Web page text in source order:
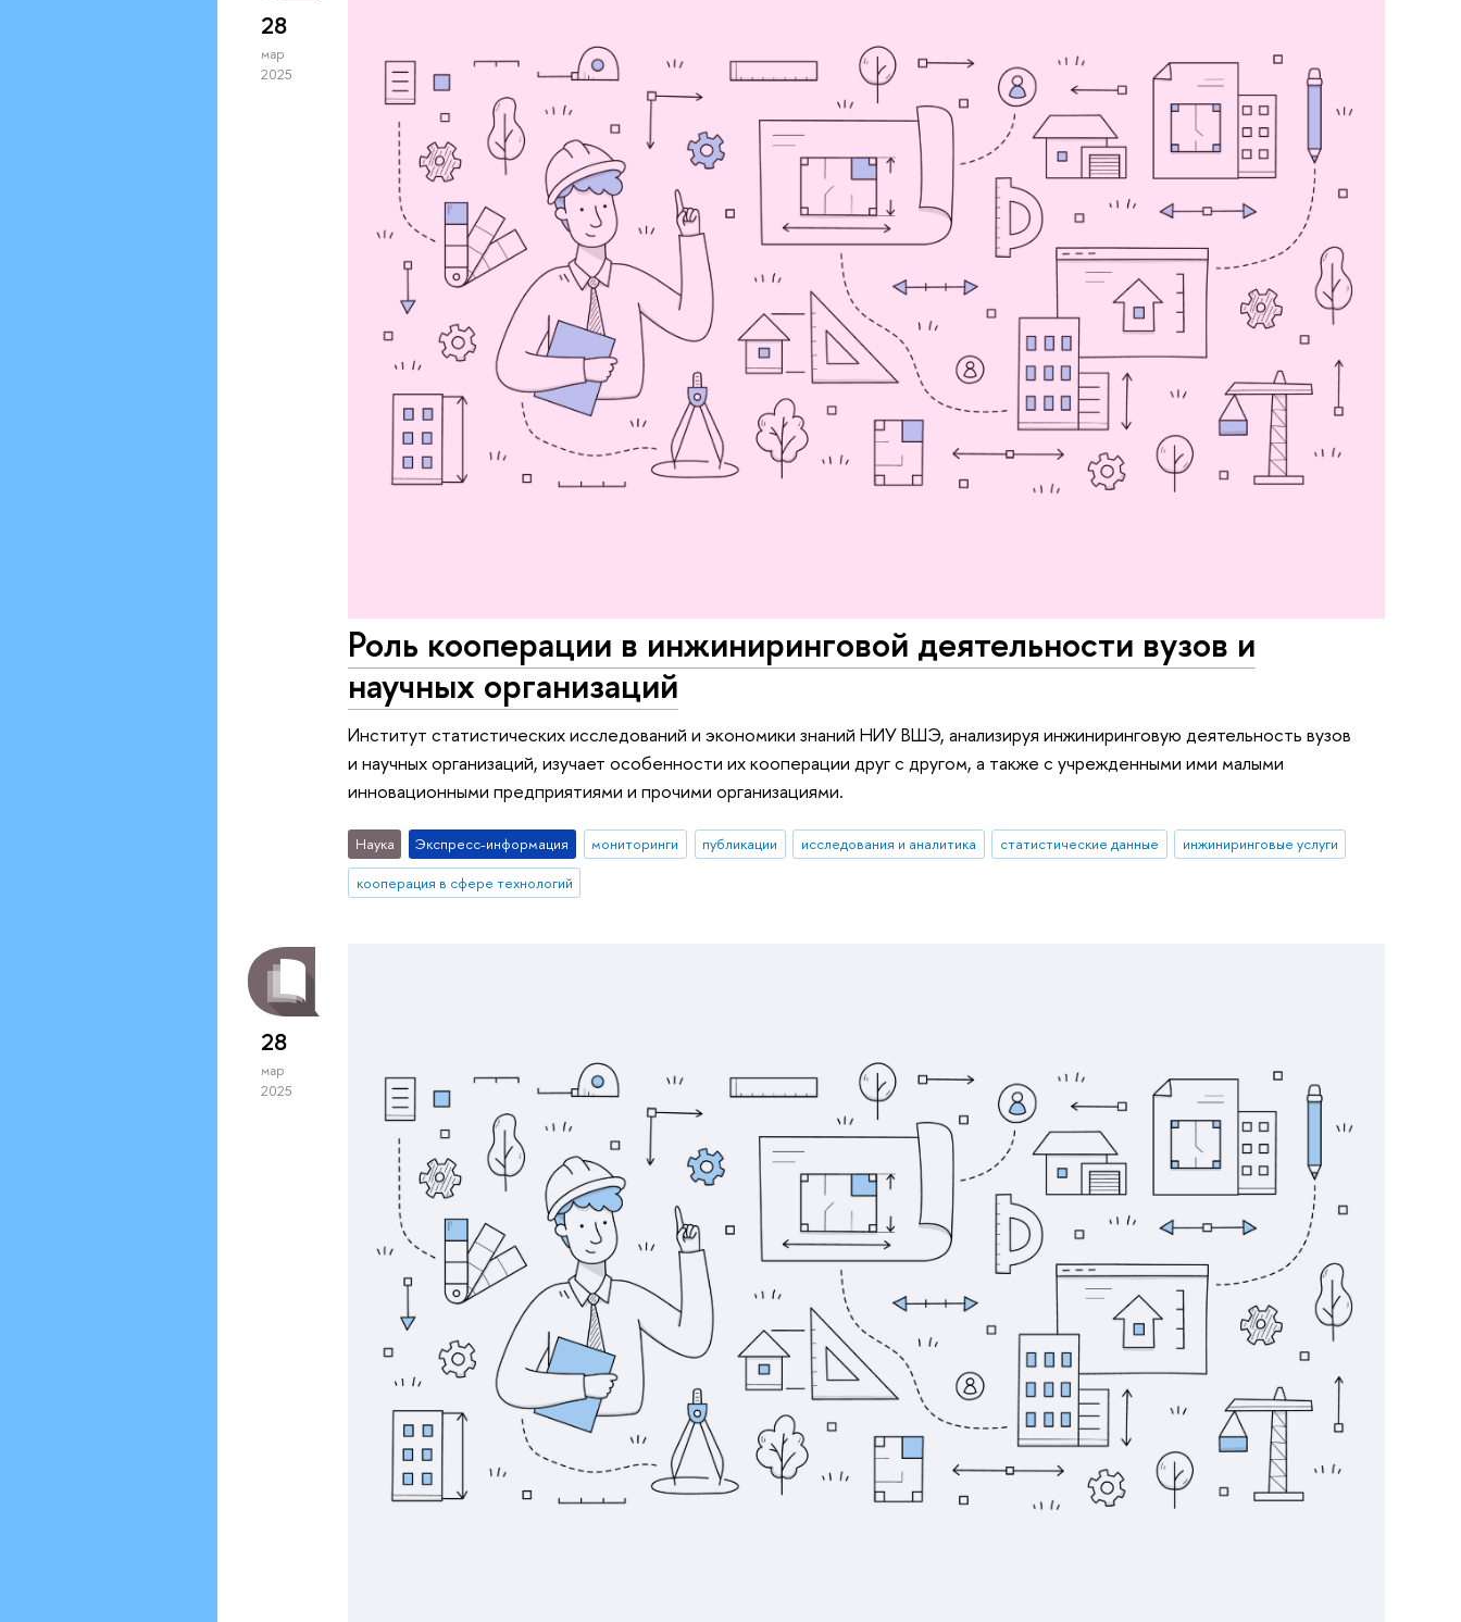
28
мар
2025
Роль кооперации в инжиниринговой деятельности вузов и
научных организаций
Институт статистических исследований и экономики знаний НИУ ВШЭ, анализируя инжиниринговую деятельность вузов
и научных организаций, изучает особенности их кооперации друг с другом, а также с учрежденными ими малыми
инновационными предприятиями и прочими организациями.
Наука Экспресс-информация мониторинги публикации исследования и аналитика статистические данные
инжиниринговые услуги
кооперация в сфере технологий
28
мар
2025